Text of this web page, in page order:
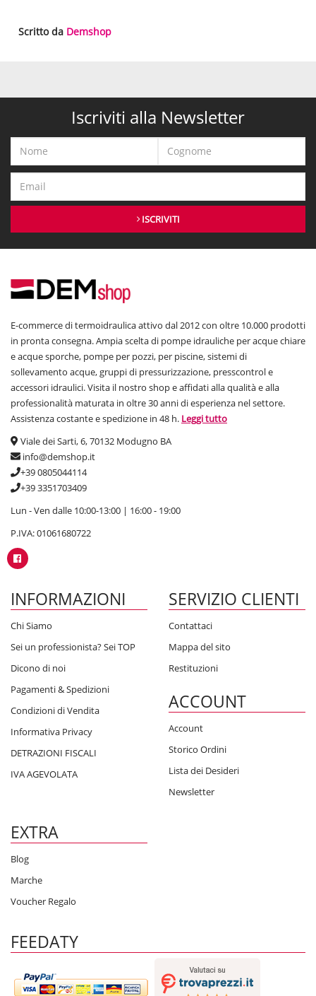
Scritto da Demshop
Iscriviti alla Newsletter
ISCRIVITI
E-commerce di termoidraulica attivo dal 2012 con oltre 10.000 prodotti
in pronta consegna. Ampia scelta di pompe idrauliche per acque chiare
e acque sporche, pompe per pozzi, per piscine, sistemi di
sollevamento acque, gruppi di pressurizzazione, presscontrol e
accessori idraulici. Visita il nostro shop e affidati alla qualità e alla
professionalità maturata in oltre 30 anni di esperienza nel settore.
Assistenza costante e spedizione in 48 h. Leggi tutto
Viale dei Sarti, 6, 70132 Modugno BA
info@demshop.it
+39 0805044114
+39 3351703409
Lun - Ven dalle 10:00-13:00 | 16:00 - 19:00
P.IVA: 01061680722
INFORMAZIONI
Chi Siamo
Sei un professionista? Sei TOP
Dicono di noi
Pagamenti & Spedizioni
Condizioni di Vendita
Informativa Privacy
DETRAZIONI FISCALI
IVA AGEVOLATA
SERVIZIO CLIENTI
Contattaci
Mappa del sito
Restituzioni
ACCOUNT
Account
Storico Ordini
Lista dei Desideri
Newsletter
EXTRA
Blog
Marche
Voucher Regalo
FEEDATY